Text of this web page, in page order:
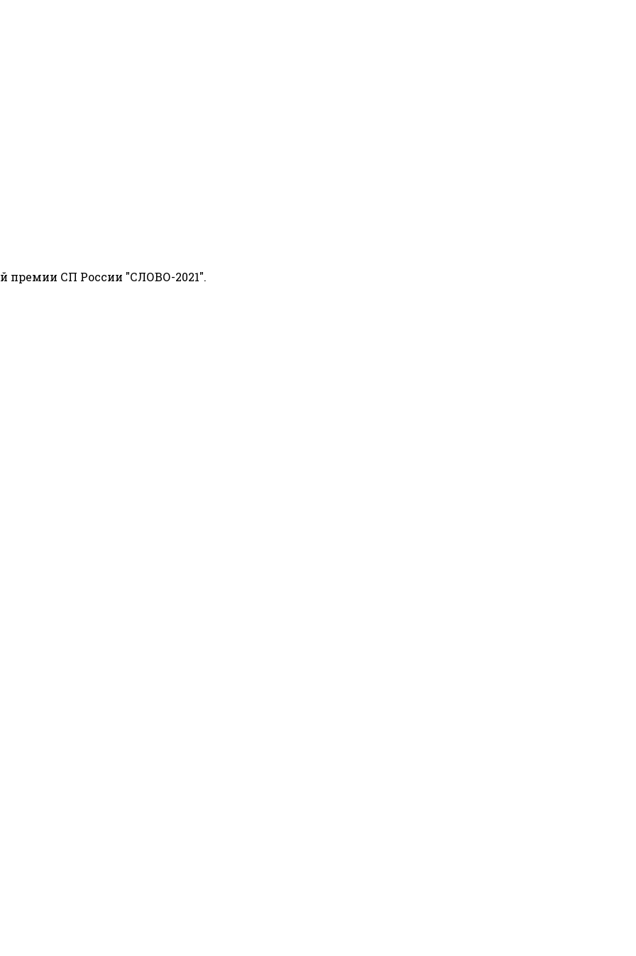
премии СП России "СЛОВО-2021".